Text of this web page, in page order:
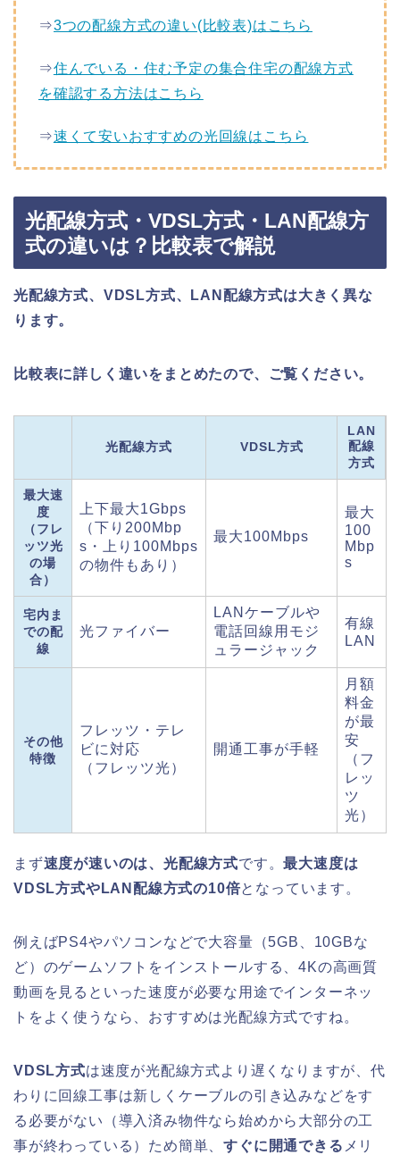
⇒3つの配線方式の違い(比較表)はこちら
⇒住んでいる・住む予定の集合住宅の配線方式
を確認する方法はこちら
⇒速くて安いおすすめの光回線はこちら
光配線方式・VDSL方式・LAN配線方
式の違いは？比較表で解説
光配線方式、VDSL方式、LAN配線方式は大きく異な
ります。
比較表に詳しく違いをまとめたので、ご覧ください。
光配線方式 VDSL方式
LAN
配線
方式
最大速
度
（フレ
ッツ光
の場
合）
上下最大1Gbps
（下り200Mbp
s・上り100Mbps
の物件もあり）
最大100Mbps
最大
100
Mbp
s
宅内ま
での配
線
光ファイバー
LANケーブルや
電話回線用モジ
ュラージャック
有線
LAN
その他
特徴
フレッツ・テレ
ビに対応
（フレッツ光）
開通工事が手軽
月額
料金
が最
安
（フ
レッ
ツ
光）
まず速度が速いのは、光配線方式です。最大速度は
VDSL方式やLAN配線方式の10倍となっています。
例えばPS4やパソコンなどで大容量（5GB、10GBな
ど）のゲームソフトをインストールする、4Kの高画質
動画を見るといった速度が必要な用途でインターネッ
トをよく使うなら、おすすめは光配線方式ですね。
VDSL方式は速度が光配線方式より遅くなりますが、代
わりに回線工事は新しくケーブルの引き込みなどをす
る必要がない（導入済み物件なら始めから大部分の工
事が終わっている）ため簡単、すぐに開通できる メリ